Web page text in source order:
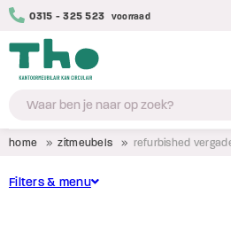
0315 - 325 523
tot 5 jaar Grote voorraad
home zitmeubels refurbished
Filters & menu